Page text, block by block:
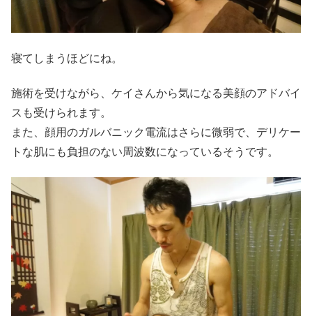
寝てしまうほどにね。
施術を受けながら、ケイさんから気になる美顔のアドバイ
スも受けられます。
また、顔用のガルバニック電流はさらに微弱で、デリケー
トな肌にも負担のない周波数になっているそうです。